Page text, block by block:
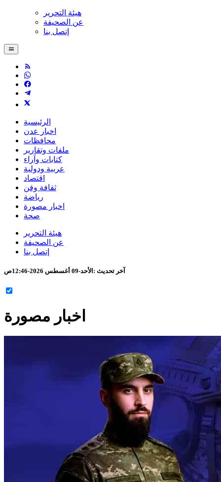
هيئة التحرير
عن الصحيفة
إتصل بنا
الرئيسية
اخبار عدن
محافظات
ملفات وتقارير
كتابات وآراء
عربية ودولية
اقتصاد
ثقافة وفن
رياضة
اخبار مصورة
صحة
هيئة التحرير
عن الصحيفة
إتصل بنا
آخر تحديث : الأحد-09 أغسطس 2026-12:46ص
اخبار مصورة